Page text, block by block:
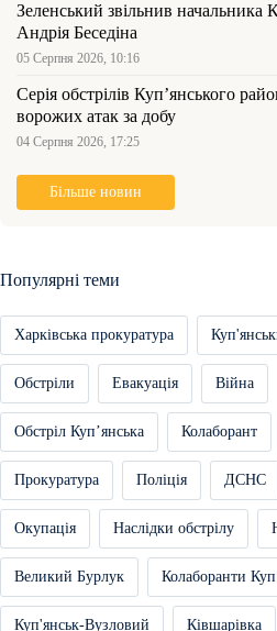
Зеленський звільнив начальника
Андрія Беседіна
05 Серпня 2026, 10:16
Серія обстрілів Куп’янського
ворожих атак за добу
04 Серпня 2026, 17:25
Більше новин
Популярні теми
Харківська прокуратура
Обстріли Евакуація Війна
Обстріл Купʼянська Колаборант
Прокуратура Поліція ДСНС
Окупація Наслідки обстрілу
Великий Бурлук Колаборанти
Куп'янськ-Вузловий Ківшарівка